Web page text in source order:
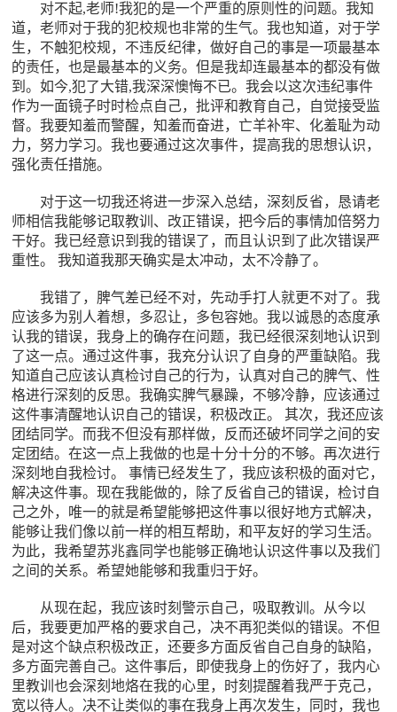
对不起,老师!我犯的是一个严重的原则性的问题。我知
道，老师对于我的犯校规也非常的生气。我也知道，对于学
生，不触犯校规，不违反纪律，做好自己的事是一项最基本
的责任，也是最基本的义务。但是我却连最基本的都没有做
到。如今,犯了大错,我深深懊悔不已。我会以这次违纪事件
作为一面镜子时时检点自己，批评和教育自己，自觉接受监
督。我要知羞而警醒，知羞而奋进，亡羊补牢、化羞耻为动
力，努力学习。我也要通过这次事件，提高我的思想认识，
强化责任措施。
对于这一切我还将进一步深入总结，深刻反省，恳请老
师相信我能够记取教训、改正错误，把今后的事情加倍努力
干好。我已经意识到我的错误了，而且认识到了此次错误严
重性。 我知道我那天确实是太冲动，太不冷静了。
我错了，脾气差已经不对，先动手打人就更不对了。我
应该多为别人着想，多忍让，多包容她。我以诚恳的态度承
认我的错误，我身上的确存在问题，我已经很深刻地认识到
了这一点。通过这件事，我充分认识了自身的严重缺陷。我
知道自己应该认真检讨自己的行为，认真对自己的脾气、性
格进行深刻的反思。我确实脾气暴躁，不够冷静，应该通过
这件事清醒地认识自己的错误，积极改正。 其次，我还应该
团结同学。而我不但没有那样做，反而还破坏同学之间的安
定团结。在这一点上我做的也是十分十分的不够。再次进行
深刻地自我检讨。 事情已经发生了，我应该积极的面对它，
解决这件事。现在我能做的，除了反省自己的错误，检讨自
己之外，唯一的就是希望能够把这件事以很好地方式解决，
能够让我们像以前一样的相互帮助，和平友好的学习生活。
为此，我希望苏兆鑫同学也能够正确地认识这件事以及我们
之间的关系。希望她能够和我重归于好。
从现在起，我应该时刻警示自己，吸取教训。从今以
后，我要更加严格的要求自己，决不再犯类似的错误。不但
是对这个缺点积极改正，还要多方面反省自己自身的缺陷，
多方面完善自己。这件事后，即使我身上的伤好了，我内心
里教训也会深刻地烙在我的心里，时刻提醒着我严于克己，
宽以待人。决不让类似的事在我身上再次发生，同时，我也